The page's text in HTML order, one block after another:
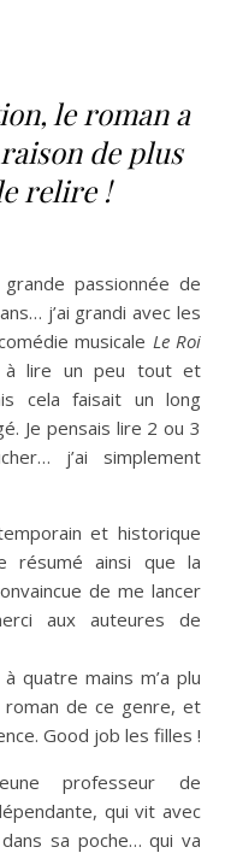
le roman a
de plus
relire !
passionnée de
j’ai grandi avec les
musicale Le Roi
à lire un peu tout et
cela faisait un long
Je pensais lire 2 ou 3
j’ai simplement
et historique
résumé ainsi que la
de me lancer
aux auteures de
quatre mains m’a plu
roman de ce genre, et
Good job les filles !
professeur de
qui vit avec
sa poche… qui va